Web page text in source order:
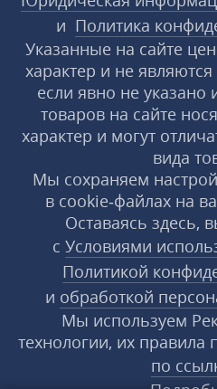
и Политика
Указанные на сайте
характер и не
если явно не
товаров на сайте
характер и могут
вида
Мы сохраняем
в cookie‑файлах на
Оставаясь здесь,
с Условиями
Политикой
и обработкой
Мы используем
технологии, их
по